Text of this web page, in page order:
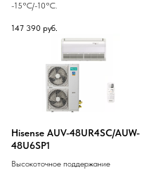
-15°С/-10°С.
147 390 руб.
Hisense AUV-48UR4SC/AUW-
48U6SP1
Высокоточное поддержание